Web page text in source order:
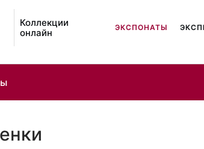
Коллекции
онлайн
ЭКСПОНАТЫ